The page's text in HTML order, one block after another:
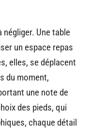
Une table
un espace repas
elles, se déplacent
du moment,
une note de
des pieds, qui
chaque détail